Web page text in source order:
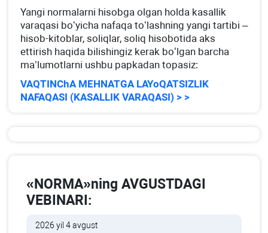
Yangi normalarni hisobga olgan holda kasallik
varaqasi boʻyicha nafaqa toʻlashning yangi tartibi –
hisob-kitoblar, soliqlar, soliq hisobotida aks
ettirish haqida bilishingiz kerak boʻlgan barcha
ma’lumotlarni ushbu papkadan topasiz:
VAQTINChA MEHNATGA LAYoQATSIZLIK
NAFAQASI (KASALLIK VARAQASI) > >
«NORMA»ning AVGUSTDAGI
VEBINARI:
2026 yil 4 avgust